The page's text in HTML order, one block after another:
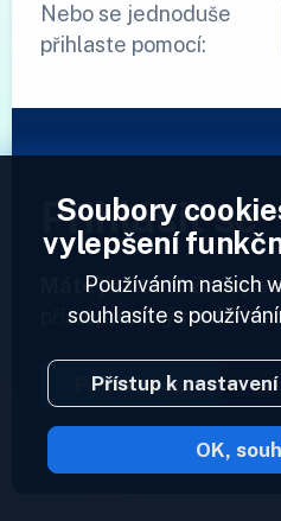
Nebo se jednoduše
přihlaste pomocí:
Přihlásit se
Máte již účet?Zadejte
přístup ke svým
Přihlásit se
2023 ©
Soubory
vylepšení
Používáním našich
souhlasíte s
Přístup k
OK,